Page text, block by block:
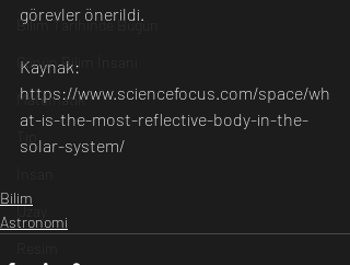
Bilim Tarihinde Bugün
Günün Bilim İnsanı
Matematik
Uzay
görevler önerildi.
Kaynak:
https://www.sciencefocus.com/space/wh
at-is-the-most-reflective-body-in-the-
solar-system/
Bilim
Astronomi